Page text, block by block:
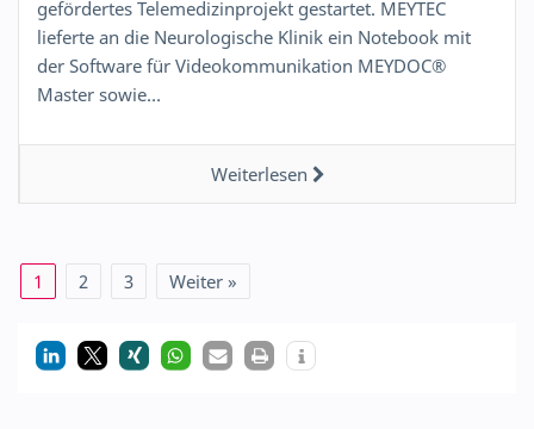
gefördertes Telemedizinprojekt gestartet. MEYTEC
lieferte an die Neurologische Klinik ein Notebook mit
der Software für Videokommunikation MEYDOC®
Master sowie…
Weiterlesen
1 2 3 Weiter »